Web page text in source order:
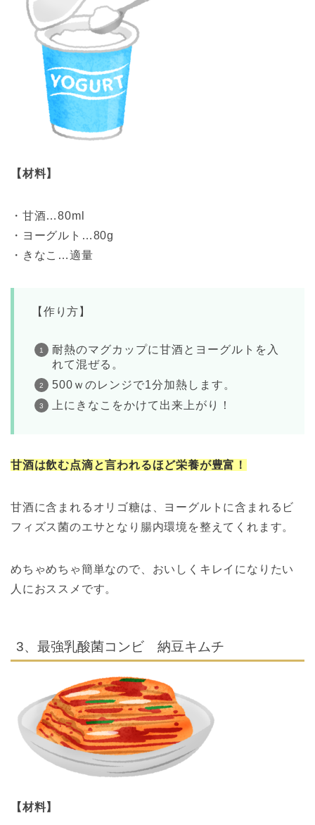
【材料】
・甘酒…80ml
・ヨーグルト…80g
・きなこ…適量
【作り方】
耐熱のマグカップに甘酒とヨーグルトを入
れて混ぜる。
500ｗのレンジで1分加熱します。
上にきなこをかけて出来上がり！
甘酒は飲む点滴と言われるほど栄養が豊富！
甘酒に含まれるオリゴ糖は、ヨーグルトに含まれるビ
フィズス菌のエサとなり腸内環境を整えてくれます。
めちゃめちゃ簡単なので、おいしくキレイになりたい
人におススメです。
3、最強乳酸菌コンビ 納豆キムチ
【材料】